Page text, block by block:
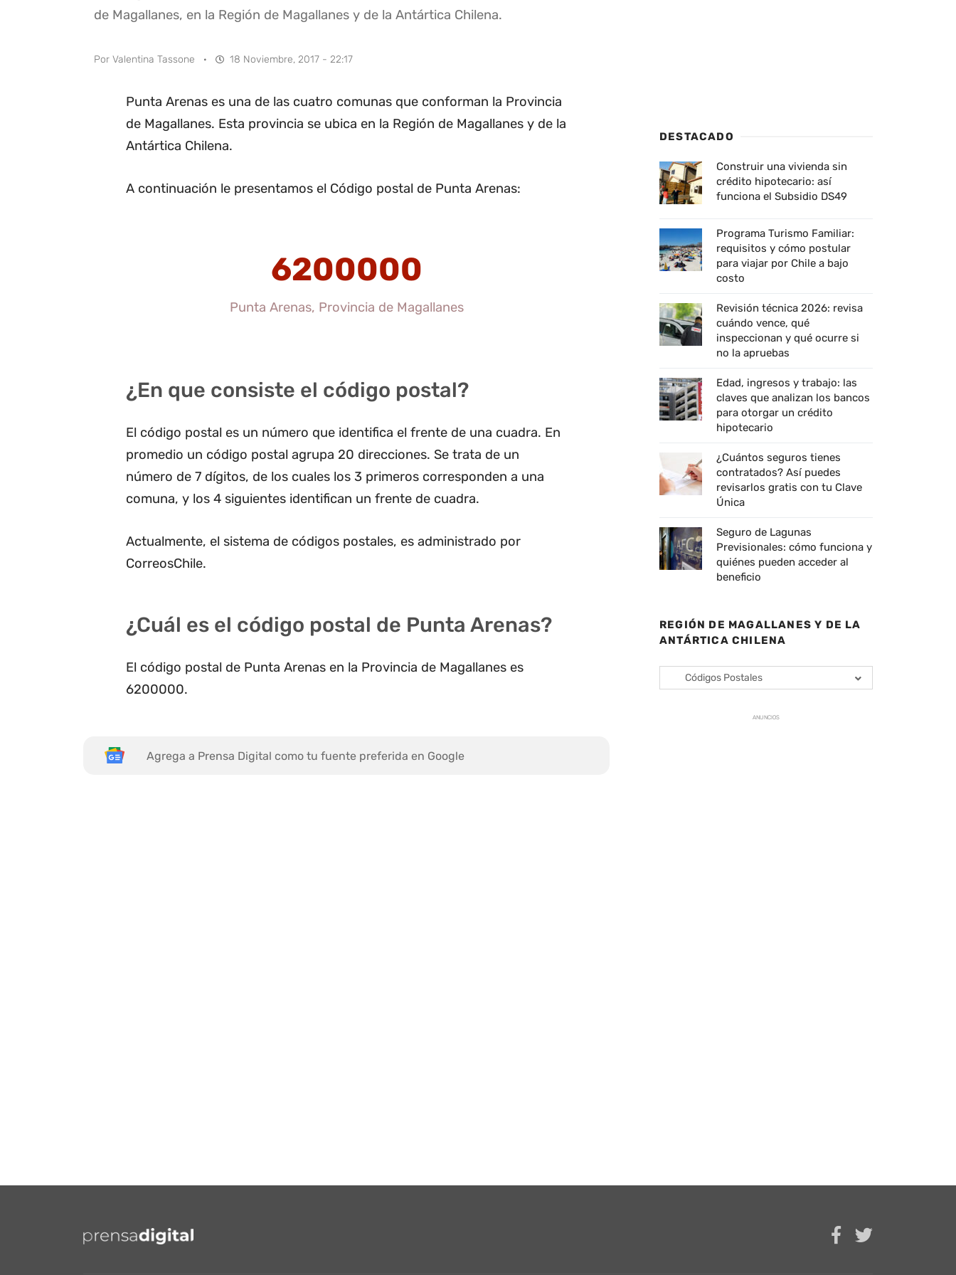
de Magallanes, en la Región de Magallanes y de la Antártica Chilena.
Por Valentina Tassone · 18 Noviembre, 2017 - 22:17
Punta Arenas es una de las cuatro comunas que conforman la Provincia
de Magallanes. Esta provincia se ubica en la Región de Magallanes y de la
Antártica Chilena.
A continuación le presentamos el Código postal de Punta Arenas:
6200000
Punta Arenas, Provincia de Magallanes
¿En que consiste el código postal?
El código postal es un número que identifica el frente de una cuadra. En
promedio un código postal agrupa 20 direcciones. Se trata de un
número de 7 dígitos, de los cuales los 3 primeros corresponden a una
comuna, y los 4 siguientes identifican un frente de cuadra.
Actualmente, el sistema de códigos postales, es administrado por
CorreosChile.
¿Cuál es el código postal de Punta Arenas?
El código postal de Punta Arenas en la Provincia de Magallanes es
6200000.
Agrega a Prensa Digital como tu fuente preferida en Google
DESTACADO
Construir una vivienda sin
crédito hipotecario: así
funciona el Subsidio DS49
Programa Turismo Familiar:
requisitos y cómo postular
para viajar por Chile a bajo
costo
Revisión técnica 2026: revisa
cuándo vence, qué
inspeccionan y qué ocurre si
no la apruebas
Edad, ingresos y trabajo: las
claves que analizan los bancos
para otorgar un crédito
hipotecario
¿Cuántos seguros tienes
contratados? Así puedes
revisarlos gratis con tu Clave
Única
Seguro de Lagunas
Previsionales: cómo funciona y
quiénes pueden acceder al
beneficio
REGIÓN DE MAGALLANES Y DE LA
ANTÁRTICA CHILENA
Códigos Postales
ANUNCIOS